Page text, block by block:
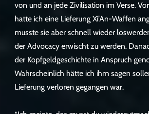
von und an jede Zivilisation im Verse.
hatte ich eine Lieferung Xi’An-Waffen
musste sie aber schnell wieder
der Advocacy erwischt zu werden.
der Kopfgeldgeschichte in Anspruch
Wahrscheinlich hätte ich ihm sagen
Lieferung verloren gegangen war.